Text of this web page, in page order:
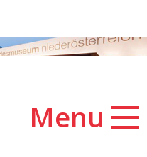
Menu